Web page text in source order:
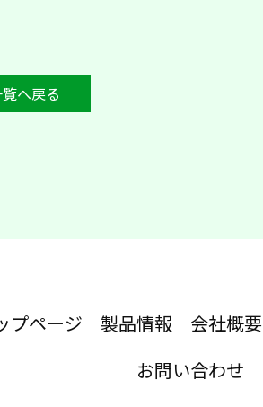
へ戻る
プページ 製品情報 会社概要
お問い合わせ